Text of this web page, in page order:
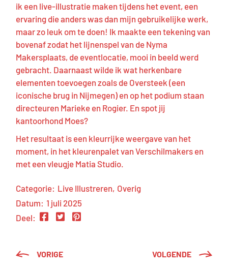
ik een live-illustratie maken tijdens het event, een
ervaring die anders was dan mijn gebruikelijke werk,
maar zo leuk om te doen! Ik maakte een tekening van
bovenaf zodat het lijnenspel van de Nyma
Makersplaats, de eventlocatie, mooi in beeld werd
gebracht. Daarnaast wilde ik wat herkenbare
elementen toevoegen zoals de Oversteek (een
iconische brug in Nijmegen) en op het podium staan
directeuren Marieke en Rogier. En spot jij
kantoorhond Moes?
Het resultaat is een kleurrijke weergave van het
moment, in het kleurenpalet vanVerschilmakers en
met een vleugje Matia Studio.
Categorie: Live Illustreren Overig
Datum: 1 juli 2025
Deel:
VORIGE VOLGENDE